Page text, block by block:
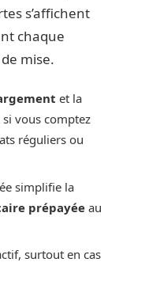
s’affichent
chaque
mise.
et la
vous comptez
réguliers ou
simplifie la
prépayée au
surtout en cas